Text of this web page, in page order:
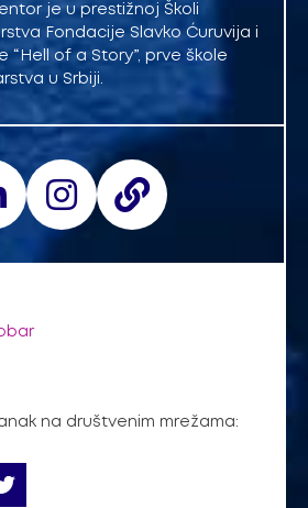
je u prestižnoj Školi
Fondacije Slavko Ćuruvija i
“Hell of a Story”, prve škole
u Srbiji.
na društvenim mrežama: